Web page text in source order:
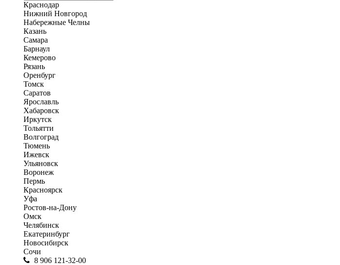
Краснодар
Нижний Новгород
Набережные Челны
Казань
Самара
Барнаул
Кемерово
Рязань
Оренбург
Томск
Саратов
Ярославль
Хабаровск
Иркутск
Тольятти
Волгоград
Тюмень
Ижевск
Ульяновск
Воронеж
Пермь
Красноярск
Уфа
Ростов-на-Дону
Омск
Челябинск
Екатеринбург
Новосибирск
Сочи
8 906 121-32-00